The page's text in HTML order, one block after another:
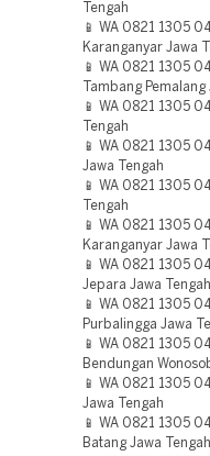
Tengah
📱 WA 0821 1305
Karanganyar Jawa
📱 WA 0821 1305
Tambang
📱 WA 0821 1305
Tengah
📱 WA 0821 1305
Jawa Tengah
📱 WA 0821 1305
Tengah
📱 WA 0821 1305
Karanganyar Jawa
📱 WA 0821 1305
Jepara Jawa Tengah
📱 WA 0821 1305
Purbalingga Jawa
📱 WA 0821 1305
Bendungan
📱 WA 0821 1305
Jawa Tengah
📱 WA 0821 1305
Batang Jawa Tengah